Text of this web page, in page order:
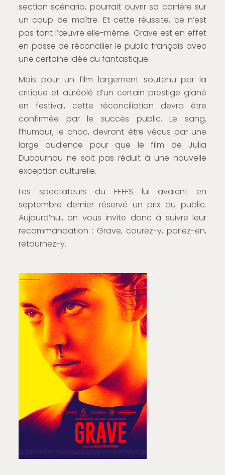
section scénario, pourrait ouvrir sa carrière sur
un coup de maître. Et cette réussite, ce n’est
pas tant l’œuvre elle-même. Grave est en effet
en passe de réconcilier le public français avec
une certaine idée du fantastique.
Mais pour un film largement soutenu par la
critique et auréolé d’un certain prestige glané
en festival, cette réconciliation devra être
confirmée par le succès public. Le sang,
l’humour, le choc, devront être vécus par une
large audience pour que le film de Julia
Ducournau ne soit pas réduit à une nouvelle
exception culturelle.
Les spectateurs du FEFFS lui avaient en
septembre dernier réservé un prix du public.
Aujourd’hui, on vous invite donc à suivre leur
recommandation : Grave, courez-y, parlez-en,
retournez-y.